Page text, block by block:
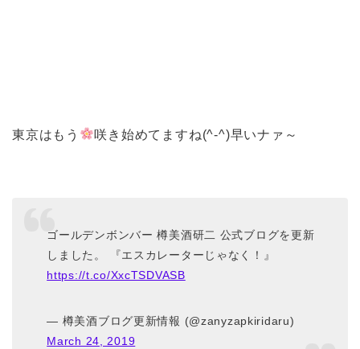
東京はもう 咲き始めてますね(^-^)早いナァ～
ゴールデンボンバー 樽美酒研二 公式ブログを更新
しました。 『エスカレーターじゃなく！』
https://t.co/XxcTSDVASB
— 樽美酒ブログ更新情報 (@zanyzapkiridaru)
March 24, 2019